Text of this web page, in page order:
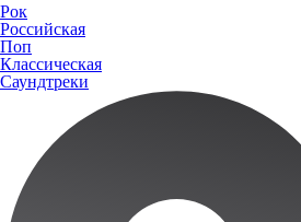
Рок
Российская
Поп
Классическая
Саундтреки